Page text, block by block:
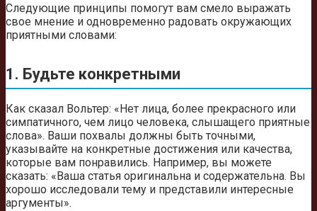
Следующие принципы помогут вам смело выражать
свое мнение и одновременно радовать окружающих
приятными словами:
1. Будьте конкретными
Как сказал Вольтер: «Нет лица, более прекрасного или
симпатичного, чем лицо человека, слышащего приятные
слова». Ваши похвалы должны быть точными,
указывайте на конкретные достижения или качества,
которые вам понравились. Например, вы можете
сказать: «Ваша статья оригинальна и содержательна. Вы
хорошо исследовали тему и представили интересные
аргументы».